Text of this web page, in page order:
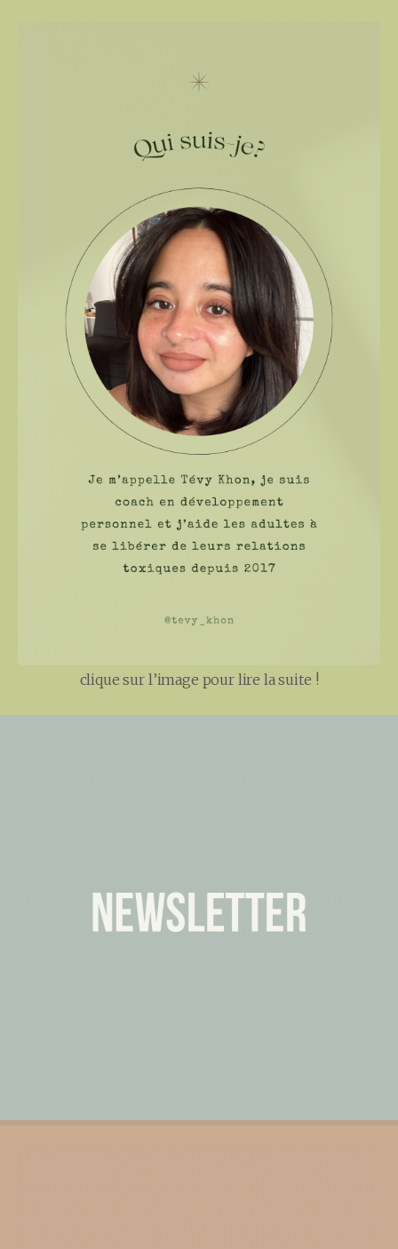
clique sur l’image pour lire la suite !